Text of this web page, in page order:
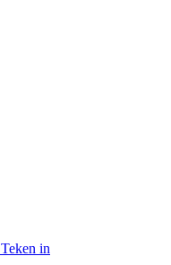
Teken in